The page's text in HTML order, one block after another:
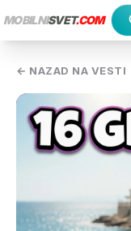
MOBILNISVET.COM
← NAZAD NA VESTI